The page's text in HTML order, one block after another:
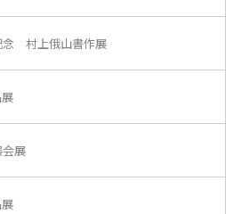
村上俄山書作展
展